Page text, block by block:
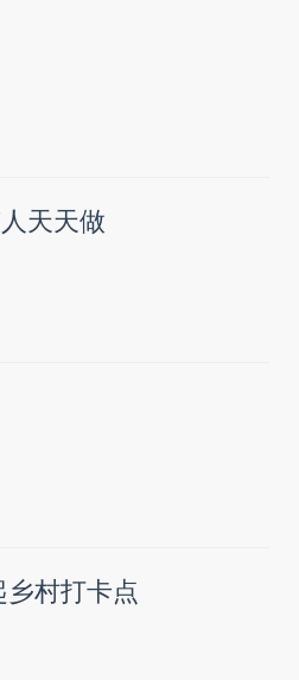
天天做
村打卡点